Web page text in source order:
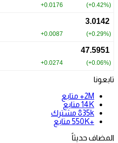
تابعونا
2M+
متابع
14K متابع
835k مشترك
+550K
متابع
المضاف حديثاً